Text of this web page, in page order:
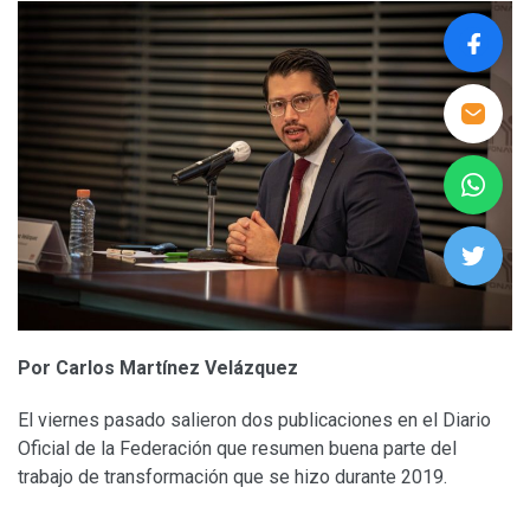
Por Carlos Martínez Velázquez
El viernes pasado salieron dos publicaciones en el Diario
Oficial de la Federación que resumen buena parte del
trabajo de transformación que se hizo durante 2019.